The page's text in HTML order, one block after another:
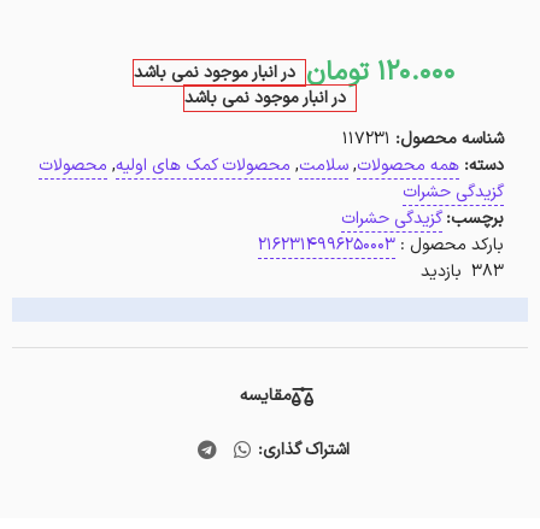
120.000 تومان در انبار موجود نمی باشد
در انبار موجود نمی باشد
شناسه محصول: 117231
دسته: همه محصولات,سلامت, محصولات کمک های اولیه, محصولات
گزیدگی حشرات
برچسب:گزیدگی حشرات
بارکد محصول : 2162314996250003
383 بازدید
مقایسه
اشتراک گذاری: